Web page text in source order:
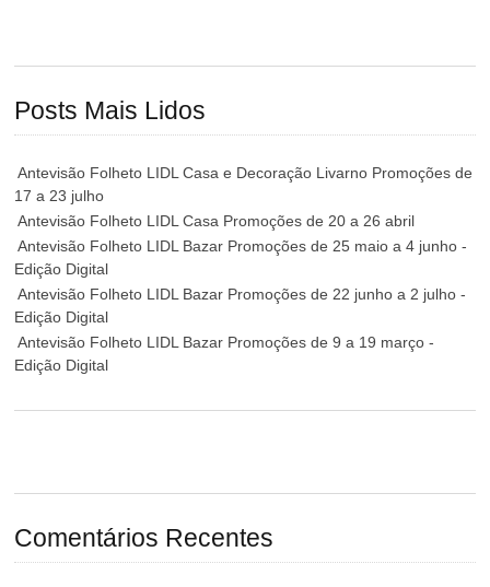
Posts Mais Lidos
Antevisão Folheto LIDL Casa e Decoração Livarno Promoções de
17 a 23 julho
Antevisão Folheto LIDL Casa Promoções de 20 a 26 abril
Antevisão Folheto LIDL Bazar Promoções de 25 maio a 4 junho -
Edição Digital
Antevisão Folheto LIDL Bazar Promoções de 22 junho a 2 julho -
Edição Digital
Antevisão Folheto LIDL Bazar Promoções de 9 a 19 março -
Edição Digital
Comentários Recentes